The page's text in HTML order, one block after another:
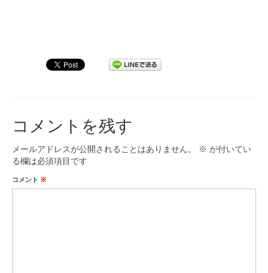
コメントを残す
メールアドレスが公開されることはありません。 ※ が付いてい
る欄は必須項目です
コメント ※